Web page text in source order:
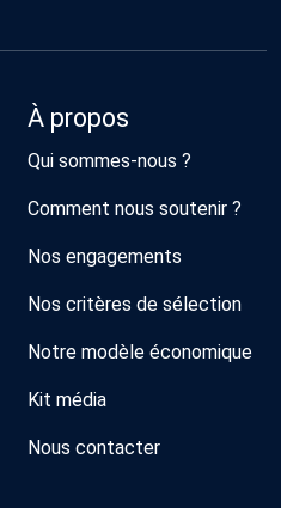
À propos
Qui sommes-nous ?
Comment nous soutenir ?
Nos engagements
Nos critères de sélection
Notre modèle économique
Kit média
Nous contacter